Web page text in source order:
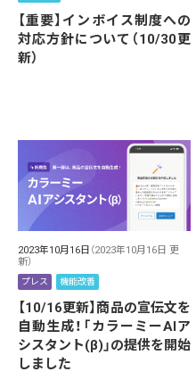
【重要】インボイス制度への
対応方針について（10/30更
新）
2023年10月16日 （2023年10月16日 更
新）
プレス 機能改善
【10/16更新】商品の宣伝文を
自動生成！「カラーミーAIア
シスタント(β)」の提供を開始
しました